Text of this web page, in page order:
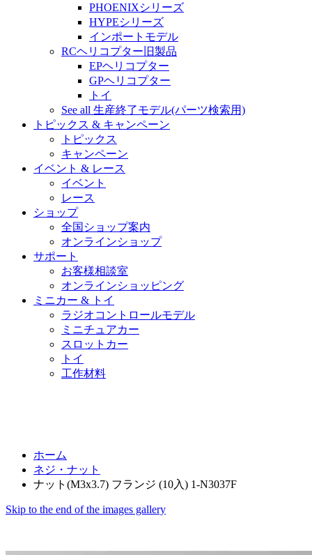
PHOENIXシリーズ
HYPEシリーズ
インポートモデル
RCヘリコプター旧製品
EPヘリコプター
GPヘリコプター
トイ
See all 生産終了モデル(パーツ検索用)
トピックス & キャンペーン
トピックス
キャンペーン
イベント & レース
イベント
レース
ショップ
全国ショップ案内
オンラインショップ
サポート
お客様相談室
オンラインショッピング
ミニカー & トイ
ラジオコントロールモデル
ミニチュアカー
スロットカー
トイ
工作材料
ホーム
ネジ・ナット
ナット(M3x3.7) フランジ (10入) 1-N3037F
Skip to the end of the images gallery